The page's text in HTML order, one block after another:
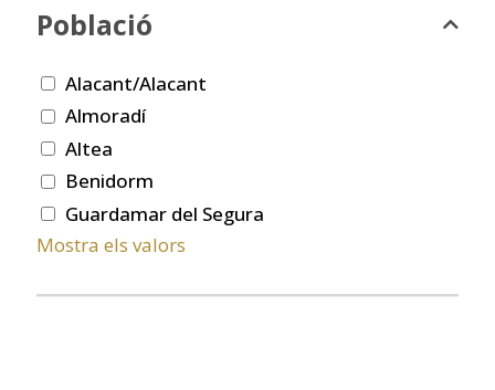
Població
Alacant/Alacant
Almoradí
Altea
Benidorm
Guardamar del Segura
Mostra els valors